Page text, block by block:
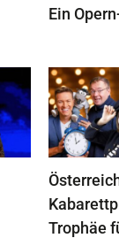
Ein
Trophäe